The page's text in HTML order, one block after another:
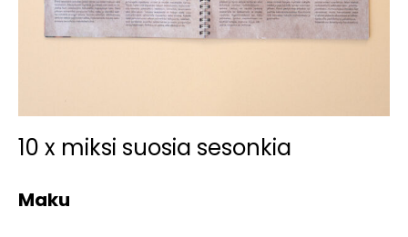
10 x miksi suosia sesonkia
Maku